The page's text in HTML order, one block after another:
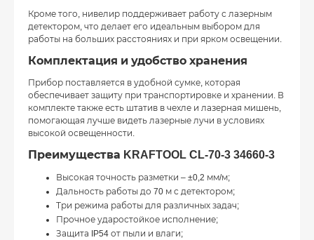
Кроме того, нивелир поддерживает работу с лазерным
детектором, что делает его идеальным выбором для
работы на больших расстояниях и при ярком освещении.
Комплектация и удобство хранения
Прибор поставляется в удобной сумке, которая
обеспечивает защиту при транспортировке и хранении. В
комплекте также есть штатив в чехле и лазерная мишень,
помогающая лучше видеть лазерные лучи в условиях
высокой освещенности.
Преимущества KRAFTOOL CL-70-3 34660-3
Высокая точность разметки – ±0,2 мм/м;
Дальность работы до 70 м с детектором;
Три режима работы для различных задач;
Прочное ударостойкое исполнение;
Защита IP54 от пыли и влаги;